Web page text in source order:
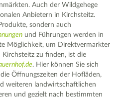
Auch der Wildgehege
Anbietern in Kirchsteitz.
sondern auch
und Führungen werden in
Möglichkeit, um Direktvermarkter
Kirchsteitz zu finden, ist die
. Hier können Sie sich
Öffnungszeiten der Hofläden,
weiteren landwirtschaftlichen
und gezielt nach bestimmten